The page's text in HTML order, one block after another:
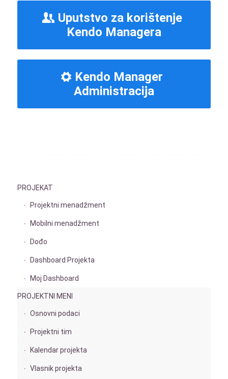
Uputstvo za korištenje
Kendo Managera
Kendo Manager
Administracija
PROJEKAT
Projektni menadžment
Mobilni menadžment
Dođo
Dashboard Projekta
Moj Dashboard
PROJEKTNI MENI
Osnovni podaci
Projektni tim
Kalendar projekta
Vlasnik projekta